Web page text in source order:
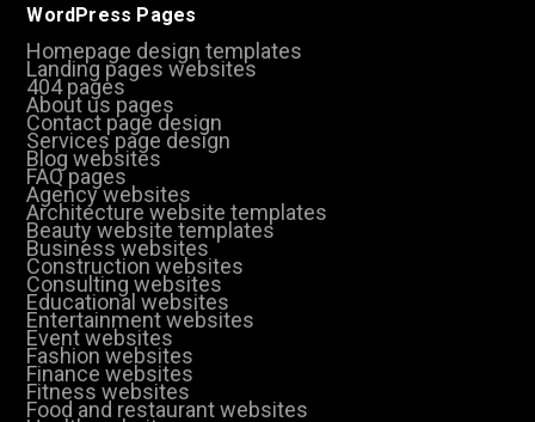
WordPress Pages
Homepage design templates
Landing pages websites
404 pages
About us pages
Contact page design
Services page design
Blog websites
FAQ pages
Agency websites
Architecture website templates
Beauty website templates
Business websites
Construction websites
Consulting websites
Educational websites
Entertainment websites
Event websites
Fashion websites
Finance websites
Fitness websites
Food and restaurant websites